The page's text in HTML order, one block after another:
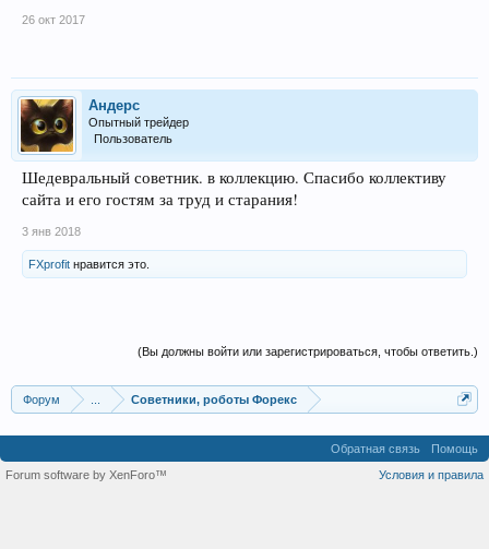
26 окт 2017
Андерс
Опытный трейдер
Пользователь
Шедевральный советник. в коллекцию. Спасибо коллективу
сайта и его гостям за труд и старания!
3 янв 2018
FXprofit нравится это.
(Вы должны войти или зарегистрироваться, чтобы ответить.)
Форум Советники, роботы Форекс
Обратная связь
Помощь
Условия и правила
Forum software by XenForo™